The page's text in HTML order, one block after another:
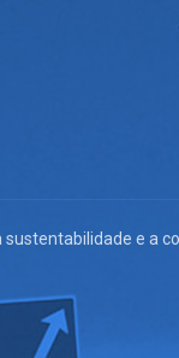
e a